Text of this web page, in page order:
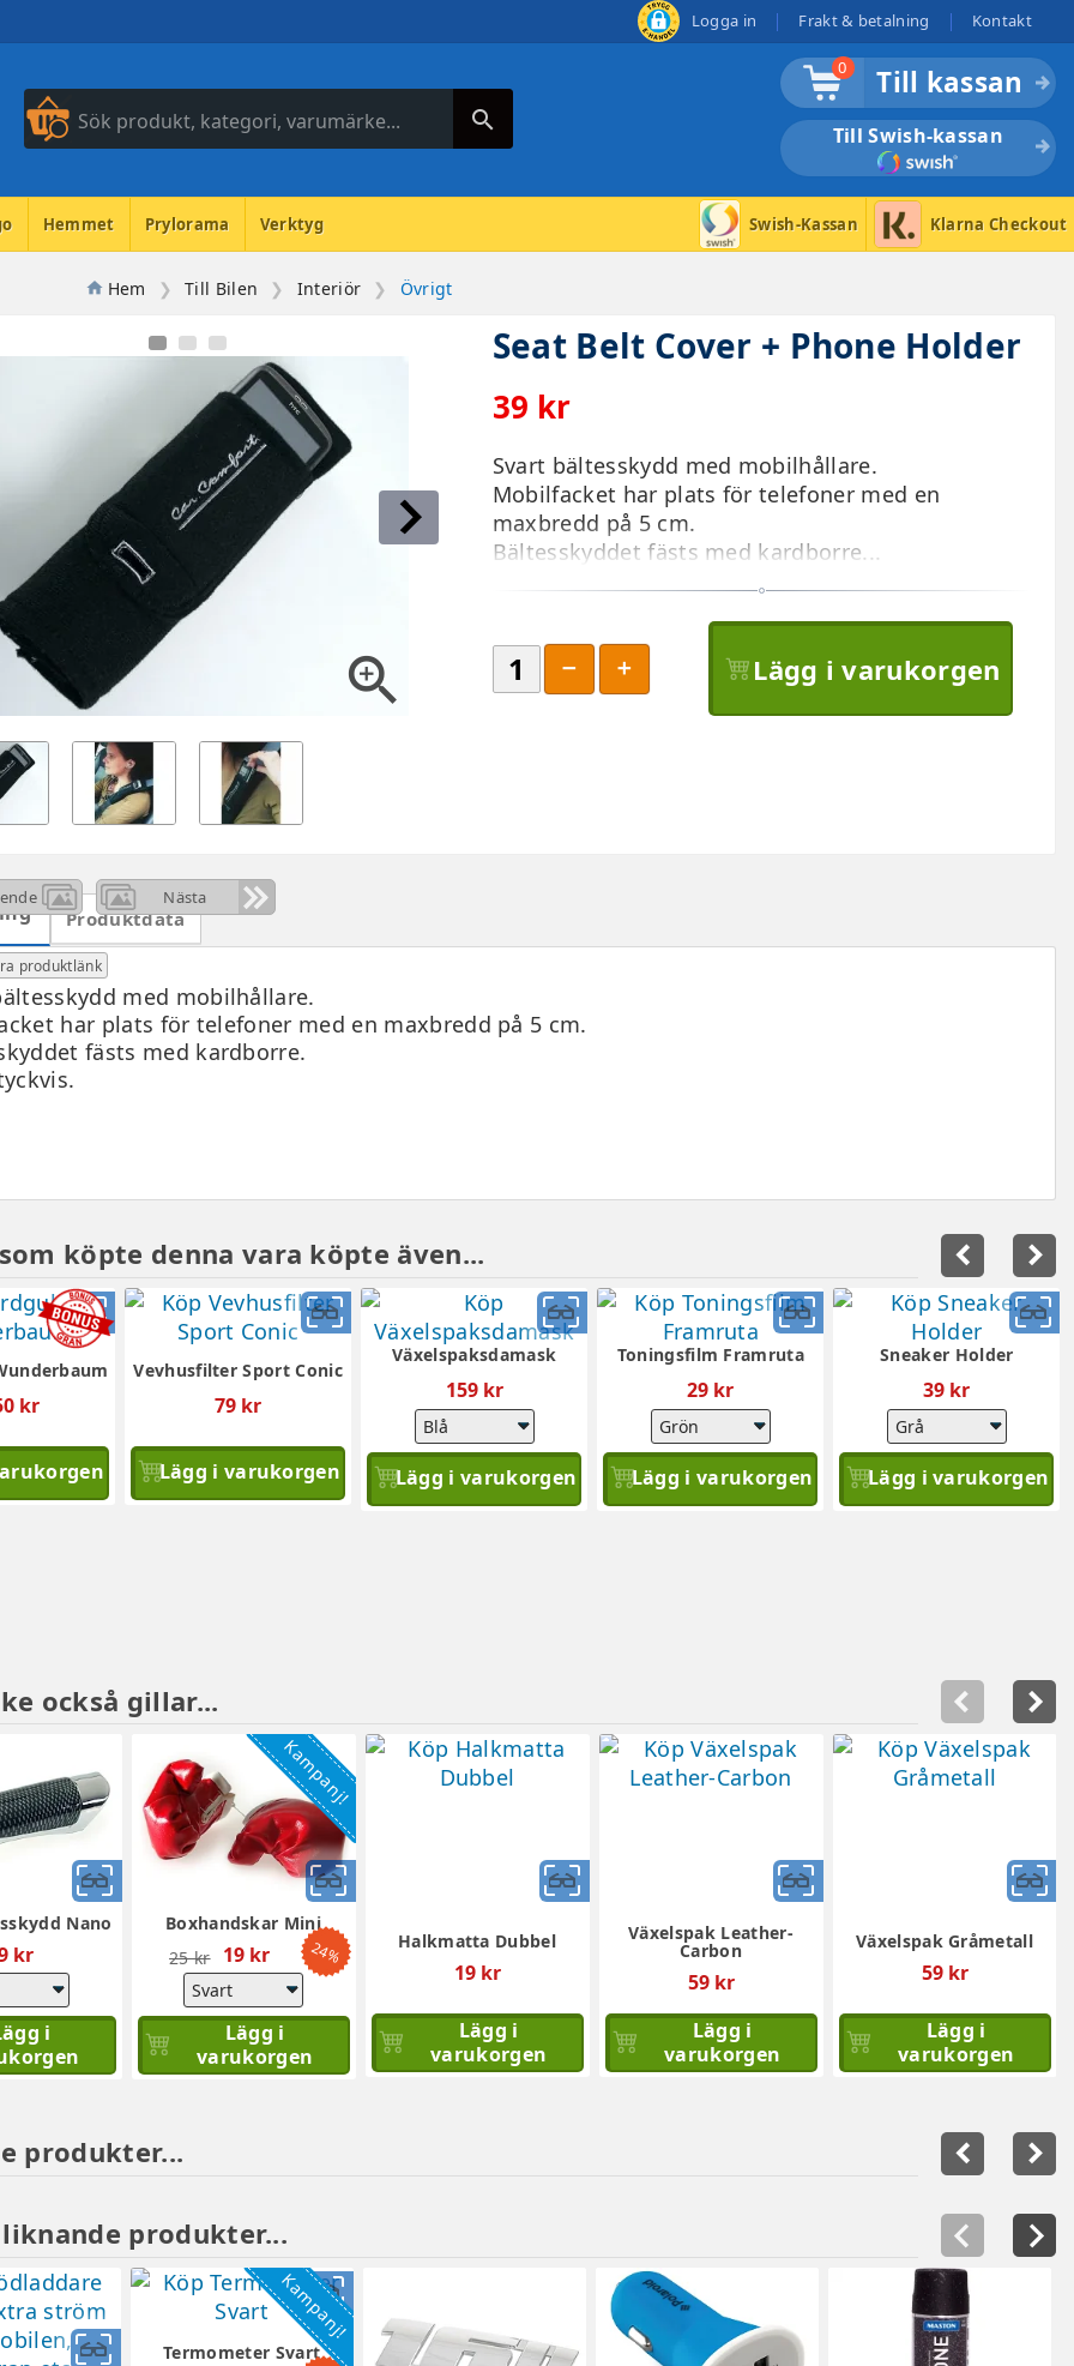
Kontakt
Frakt & betalning
Logga in
search
0 Till kassan
Till Swish-kassan
Hemmet Prylorama Verktyg Swish-Kassan Klarna Checkout
Hem Till Bilen Interiör Övrigt
zoom_in
zoom_in
Seat Belt Cover + Phone Holder
39 kr
Svart bältesskydd med mobilhållare.
Mobilfacket har plats för telefoner med en
maxbredd på 5 cm.
Bältesskyddet fästs med kardborre...
Lägg i varukorgen
Nästa
Produktdata
produktlänk
med mobilhållare.
har plats för telefoner med en maxbredd på 5 cm.
fästs med kardborre.
köpte denna vara köpte även...
Snabbvy
kr
Snabbvy
Vevhusfilter Sport Conic
79 kr
Lägg i varukorgen
Snabbvy
Växelspaksdamask
159 kr
Lägg i varukorgen
Snabbvy
Toningsfilm Framruta
29 kr
Lägg i varukorgen
Sneaker Holder
39 kr
Lägg i varukorgen
navigate_before navigate_next
också gillar...
Nano
kr
i
Kampanj!
Boxhandskar Mini
25 kr
19 krOrdinarie
pris
24%
Lägg i
varukorgen
Halkmatta Dubbel
19 kr
Lägg i
varukorgen
Växelspak Leather-
Carbon
59 kr
Lägg i
varukorgen
Växelspak Gråmetall
59 kr
Lägg i
varukorgen
produkter... navigate_before navigate_next
produkter...
Snabbvy
Kampanj!
Termometer Svart